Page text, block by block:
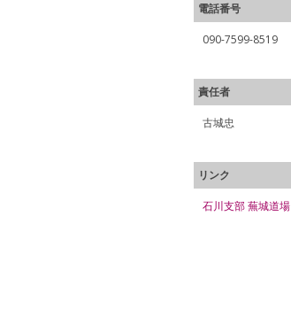
電話番号
090-7599-8519
責任者
古城忠
リンク
石川支部 蕪城道場